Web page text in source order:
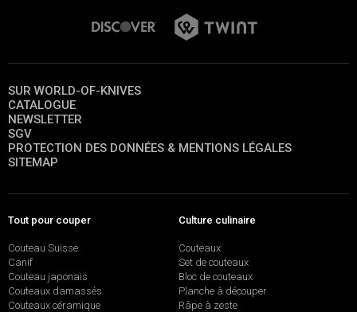
SUR WORLD-OF-KNIVES
CATALOGUE
NEWSLETTER
SGV
PROTECTION DES DONNÉES & MENTIONS LÉGALES
SITEMAP
Tout pour couper
Couteau Suisse
Canif
Couteau japonais
Couteaux damassés
Couteaux céramique
Culture culinaire
Couteaux
Set de couteaux
Bloc de couteaux
Planche à découper
Râpe à zeste